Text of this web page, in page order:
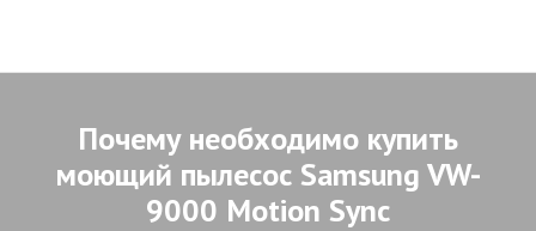
Почему необходимо купить
моющий пылесос Samsung VW-
9000 Motion Sync